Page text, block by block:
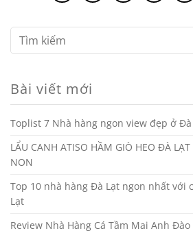
Bài viết mới
Toplist 7 Nhà hàng ngon view đẹp ở Đà
LẨU CANH ATISO HẦM GIÒ HEO ĐÀ
NON
Top 10 nhà hàng Đà Lạt ngon nhất với
Lạt
Review Nhà Hàng Cá Tầm Mai Anh